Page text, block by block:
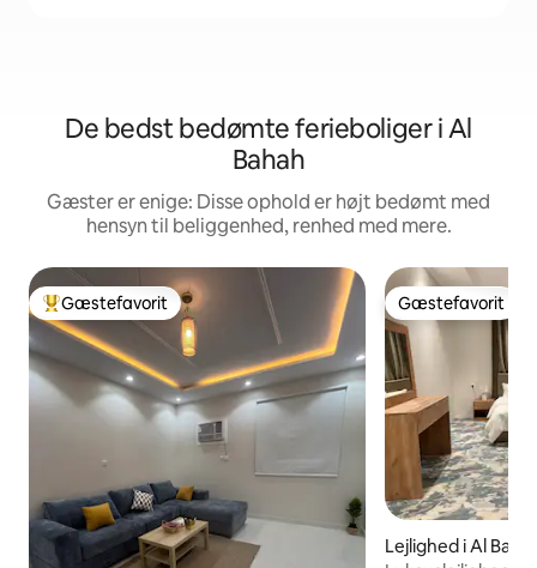
De bedst bedømte ferieboliger i Al
Bahah
Gæster er enige: Disse ophold er højt bedømt med
hensyn til beliggenhed, renhed med mere.
Bedste gæstefavorit
Gæstefavorit Gæstefavorit
Gæstefavorit
Lejlighed i Al